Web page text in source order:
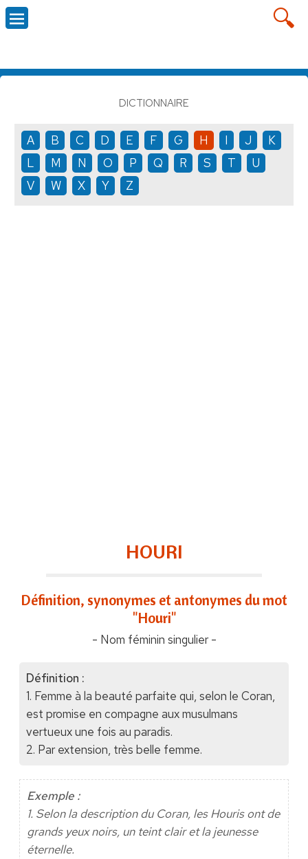
DICTIONNAIRE
A B C D E F G H I J
K
L
M N O P Q R S T
U
V
W X Y Z
HOURI
Définition, synonymes et antonymes du mot
"Houri"
- Nom féminin singulier -
Définition :
1. Femme à la beauté parfaite qui, selon le Coran,
est promise en compagne aux musulmans
vertueux une fois au paradis.
2. Par extension, très belle femme.
Exemple :
1. Selon la description du Coran, les Houris ont de
grands yeux noirs, un teint clair et la jeunesse
éternelle.